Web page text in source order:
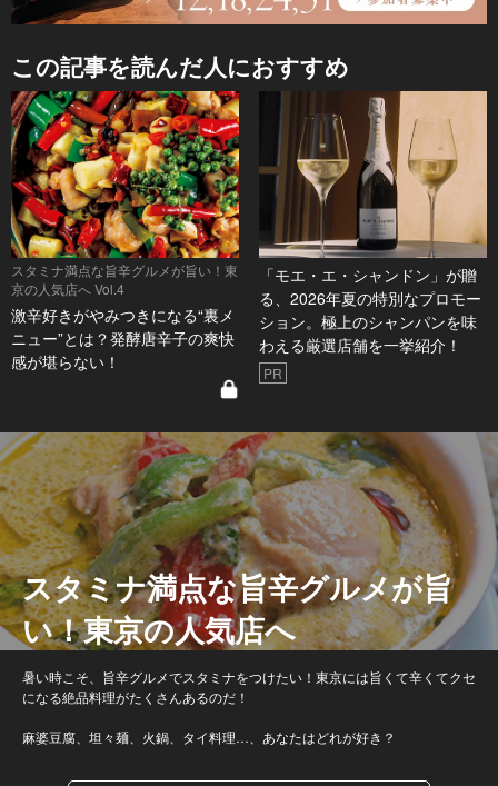
この記事を読んだ人におすすめ
スタミナ満点な旨辛グルメが旨い！東
京の人気店へ Vol.4
激辛好きがやみつきになる“裏メ
ニュー”とは？発酵唐辛子の爽快
感が堪らない！
「モエ・エ・シャンドン」が贈
る、2026年夏の特別なプロモー
ション。極上のシャンパンを味
わえる厳選店舗を一挙紹介！
PR
スタミナ満点な旨辛グルメが旨
い！東京の人気店へ
暑い時こそ、旨辛グルメでスタミナをつけたい！東京には旨くて辛くてクセ
になる絶品料理がたくさんあるのだ！
麻婆豆腐、坦々麺、火鍋、タイ料理…、あなたはどれが好き？